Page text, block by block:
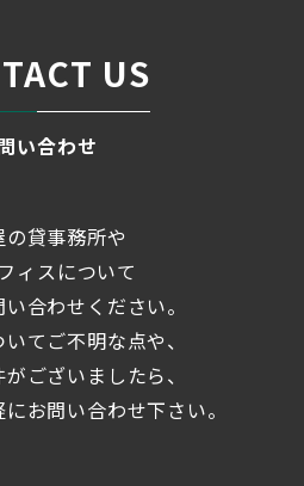
US
い合わせ
の貸事務所や
ィスについて
合わせください。
てご不明な点や、
ございましたら、
お問い合わせ下さい。